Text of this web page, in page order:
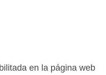
en la página web